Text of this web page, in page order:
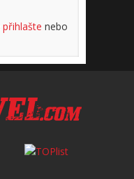
přihlašte nebo